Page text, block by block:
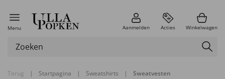
Menu Aanmelden Acties Winkelwagen
Terug | Startpagina | Sweatshirts | Sweatvesten